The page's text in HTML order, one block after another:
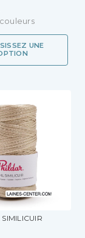
couleurs
UNE
SIMILICUIR